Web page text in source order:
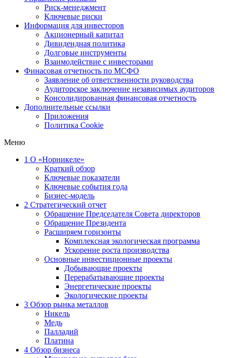
Риск-менеджмент
Ключевые риски
Информация для инвесторов
Акционерный капитал
Дивидендная политика
Долговые инструменты
Взаимодействие с инвеcторами
Финасовая отчетность по МСФО
Заявление об ответственности руководства
Аудиторское заключение независимых аудиторов
Консолидированная финансовая отчетность
Дополнительные ссылки
Приложения
Политика Cookie
Меню
1 О «Норникеле»
Краткий обзор
Ключевые показатели
Ключевые события года
Бизнес-модель
2 Стратегический отчет
Обращение Председателя Совета директоров
Обращение Президента
Расширяем горизонты
Комплексная экологическая программа
Ускорение роста производства
Основные инвестиционные проекты
Добывающие проекты
Перерабатывающие проекты
Энергетические проекты
Экологические проекты
3 Обзор рынка металлов
Никель
Медь
Палладий
Платина
4 Обзор бизнеса